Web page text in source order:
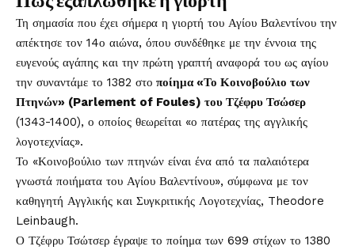
Τη σημασία που έχει σήμερα η γιορτή του Αγίου Βαλεντίνου την
απέκτησε τον 14ο αιώνα, όπου συνδέθηκε με την έννοια της
ευγενούς αγάπης και την πρώτη γραπτή αναφορά του ως αγίου
την συναντάμε το 1382 στο ποίημα «Το Κοινοβούλιο των
Πτηνών» (Parlement of Foules) του Τζέφρυ Τσώσερ
(1343-1400), ο οποίος θεωρείται «ο πατέρας της αγγλικής
λογοτεχνίας».
Το «Κοινοβούλιο των πτηνών είναι ένα από τα παλαιότερα
γνωστά ποιήματα του Αγίου Βαλεντίνου», σύμφωνα με τον
καθηγητή Αγγλικής και Συγκριτικής Λογοτεχνίας, Theodore
Leinbaugh.
Ο Τζέφρυ Τσώτσερ έγραψε το ποίημα των 699 στίχων το 1380